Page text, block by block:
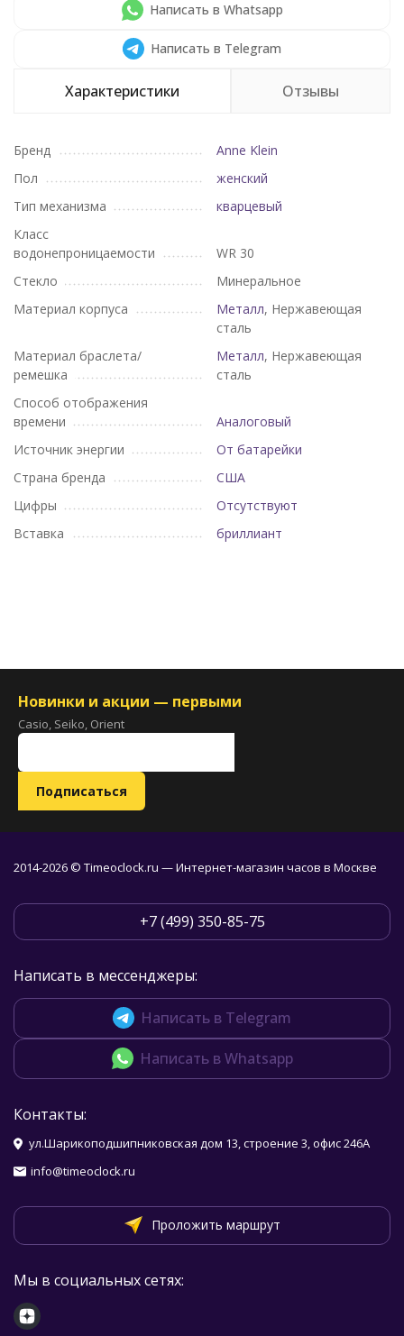
Написать в Whatsapp
Написать в Telegram
Характеристики Отзывы
Бренд
Anne Klein
Пол
женский
Тип механизма
кварцевый
Класс
водонепроницаемости
WR 30
Стекло
Минеральное
Материал корпуса
Металл, Нержавеющая
сталь
Материал браслета/
ремешка
Металл, Нержавеющая
сталь
Способ отображения
времени
Аналоговый
Источник энергии
От батарейки
Страна бренда
США
Цифры
Отсутствуют
Вставка
бриллиант
Новинки и акции — первыми
Casio, Seiko, Orient
2014-2026 © Timeoclock.ru — Интернет-магазин часов в Москве
+7 (499) 350-85-75
Написать в мессенджеры:
Написать в Telegram
Написать в Whatsapp
Контакты:
ул.Шарикоподшипниковская дом 13, строение 3, офис 246А
info@timeoclock.ru
Проложить маршрут
Мы в социальных сетях: